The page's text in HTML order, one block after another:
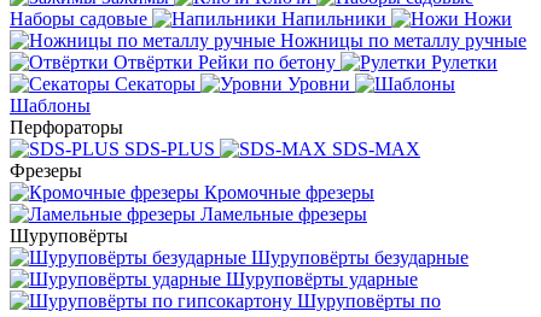
Наборы садовые
Напильники
Ножи
Ножницы по металлу ручные
Отвёртки Рейки по бетону
Рулетки
Секаторы
Уровни
Шаблоны
Перфораторы
SDS-PLUS
SDS-MAX
Фрезеры
Кромочные фрезеры
Ламельные фрезеры
Шуруповёрты
Шуруповёрты безударные
Шуруповёрты ударные
Шуруповёрты по